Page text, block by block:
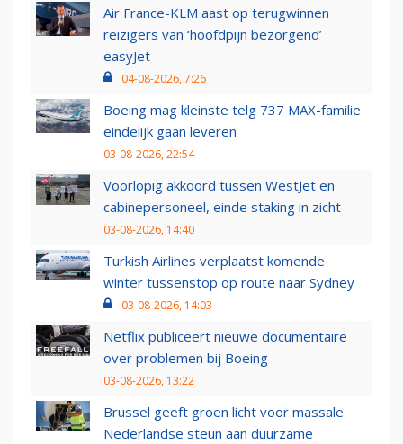
Air France-KLM aast op terugwinnen
reizigers van ‘hoofdpijn bezorgend’
easyJet
04-08-2026, 7:26
Boeing mag kleinste telg 737 MAX-familie
eindelijk gaan leveren
03-08-2026, 22:54
Voorlopig akkoord tussen WestJet en
cabinepersoneel, einde staking in zicht
03-08-2026, 14:40
Turkish Airlines verplaatst komende
winter tussenstop op route naar Sydney
03-08-2026, 14:03
Netflix publiceert nieuwe documentaire
over problemen bij Boeing
03-08-2026, 13:22
Brussel geeft groen licht voor massale
Nederlandse steun aan duurzame